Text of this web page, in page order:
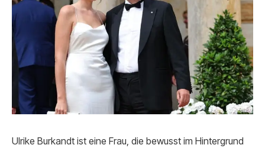
Ulrike Burkandt ist eine Frau, die bewusst im Hintergrund